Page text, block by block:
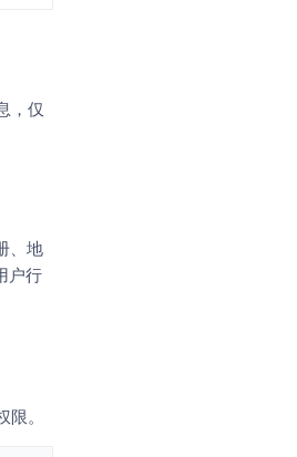
，仅
、地
户行
。